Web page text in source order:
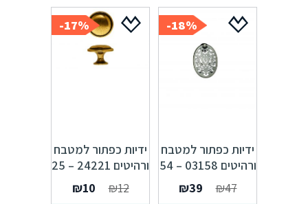
18%-
ידיות כפתור למטבח
ורהיטים 03158 – 54
מ"מ כסף עתיק
Alhambra M25
₪47
המחיר
₪39
17%-
ידיות כפתור למטבח
ורהיטים 24221 – 25
מ"מ ברונזה פירנצה
M09
₪12
המחיר
₪10